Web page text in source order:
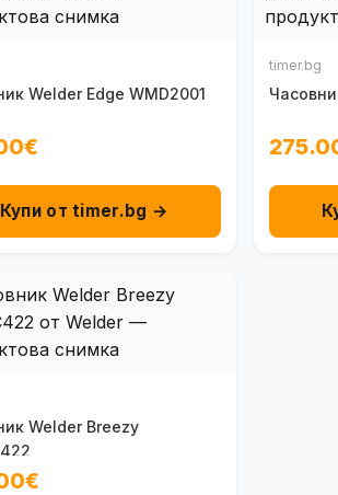
Welder Edge WMD2001
Купи от timer.bg →
timer.bg
Welder Breezy